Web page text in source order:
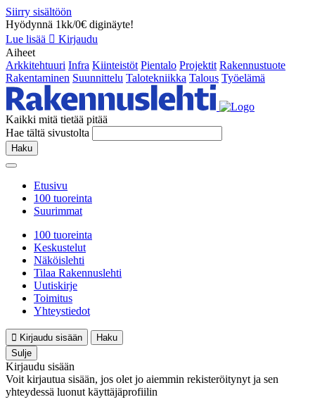
Siirry sisältöön
Hyödynnä 1kk/0€ diginäyte!
Lue lisää
Kirjaudu
Aiheet
Arkkitehtuuri Infra Kiinteistöt Pientalo Projektit Rakennustuote
Rakentaminen Suunnittelu Talotekniikka Talous Työelämä
Kaikki mitä tietää pitää
Hae tältä sivustolta
Haku
Etusivu
100 tuoreinta
Suurimmat
100 tuoreinta
Keskustelut
Näköislehti
Tilaa Rakennuslehti
Uutiskirje
Toimitus
Yhteystiedot
Kirjaudu sisään
Haku
Sulje
Kirjaudu sisään
Voit kirjautua sisään, jos olet jo aiemmin rekisteröitynyt ja sen
yhteydessä luonut käyttäjäprofiilin